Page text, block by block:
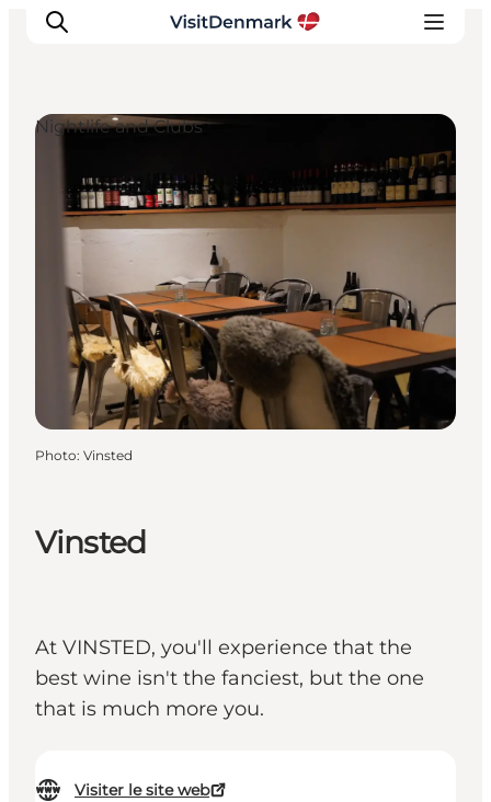
Inspirations
Destinations
Quoi faire
Hébergements
Planifiez votre voyage
Vinsted
At VINSTED, you'll experience that the
best wine isn't the fanciest, but the one
that is much more you.
Visiter le site web
Nightlife and Clubs
Photo: Vinsted